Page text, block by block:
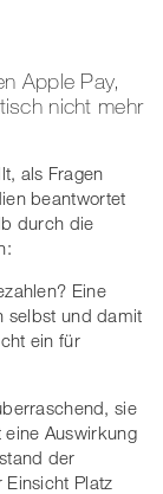
Apple Pay,
nicht mehr
als Fragen
beantwortet
durch die
Eine
selbst und damit
ein für
sie
Auswirkung
der
Platz